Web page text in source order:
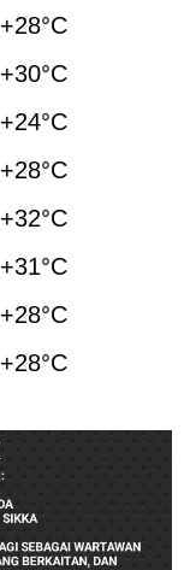
+28°C
+30°C
+24°C
+28°C
+32°C
+31°C
+28°C
+28°C